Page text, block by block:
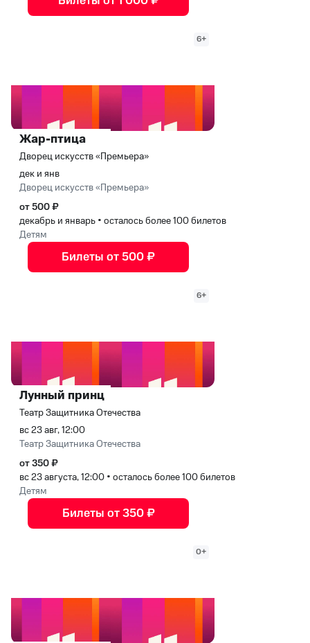
6+
Жар-птица
Дворец искусств «Премьера»
дек и янв
Дворец искусств «Премьера»
от 500 ₽
декабрь и январь • осталось более 100 билетов
Детям
Билеты от 500 ₽
6+
Лунный принц
Театр Защитника Отечества
вс 23 авг, 12:00
Театр Защитника Отечества
от 350 ₽
вс 23 августа, 12:00 • осталось более 100 билетов
Детям
Билеты от 350 ₽
0+